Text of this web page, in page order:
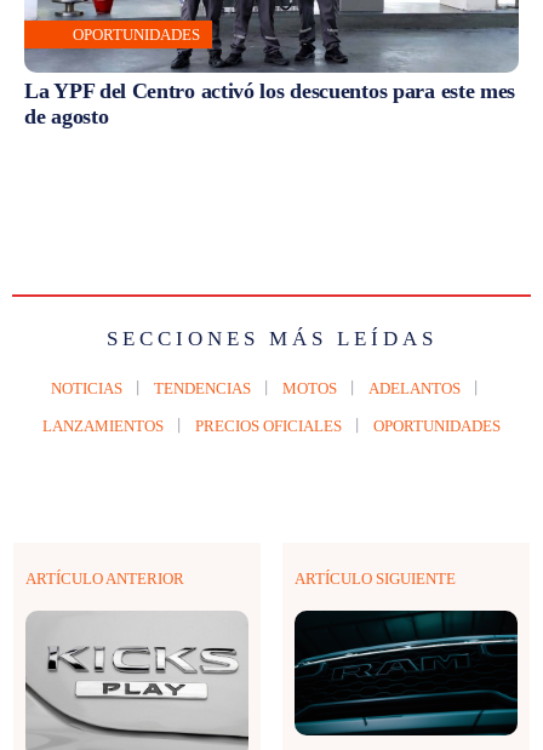
OPORTUNIDADES
La YPF del Centro activó los descuentos para este mes
de agosto
SECCIONES MÁS LEÍDAS
NOTICIAS TENDENCIAS MOTOS ADELANTOS
LANZAMIENTOS PRECIOS OFICIALES OPORTUNIDADES
ARTÍCULO ANTERIOR ARTÍCULO SIGUIENTE